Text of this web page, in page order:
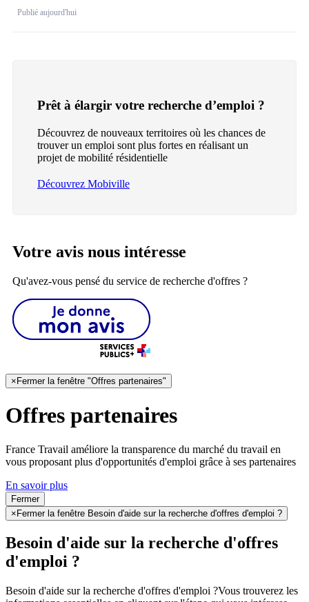
Publié aujourd'hui
Prêt à élargir votre recherche d’emploi ?
Découvrez de nouveaux territoires où les chances de
trouver un emploi sont plus fortes en réalisant un
projet de mobilité résidentielle
Découvrez Mobiville
Votre avis nous intéresse
Qu'avez-vous pensé du service de recherche d'offres ?
×Fermer la fenêtre "Offres partenaires"
Offres partenaires
France Travail améliore la transparence du marché du travail en
vous proposant plus d'opportunités d'emploi grâce à ses partenaires
En savoir plus
Fermer
×Fermer la fenêtre Besoin d'aide sur la recherche d'offres d'emploi ?
Besoin d'aide sur la recherche d'offres
d'emploi ?
Besoin d'aide sur la recherche d'offres d'emploi ?Vous trouverez les